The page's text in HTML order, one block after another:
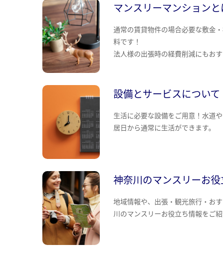
マンスリーマンションと
通常の賃貸物件の場合必要な敷金
料です！
法人様の出張時の経費削減にもおす
設備とサービスについて
生活に必要な設備をご用意！水道
居日から通常に生活ができます。
神奈川のマンスリーお
地域情報や、出張・観光旅行・お
川のマンスリーお役立ち情報をご紹